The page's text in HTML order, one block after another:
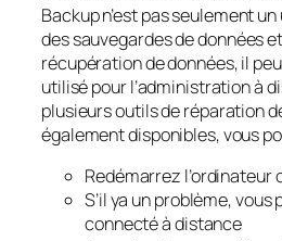
Backup n’est pas seulement
des sauvegardes de données
récupération de données, il
utilisé pour l’administration à
plusieursoutils de réparation
également disponibles, vous
Redémarrez l’ordinateur
S’il ya un problème,
connecté à distance